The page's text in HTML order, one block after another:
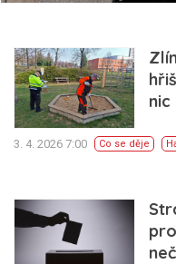
nic
3. 4. 2026 7:00 Co se děje